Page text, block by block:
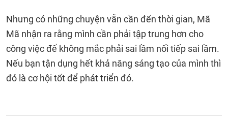
Nhưng có những chuyện vẫn cần đến thời gian, Mã
Mã nhận ra rằng mình cần phải tập trung hơn cho
công việc để không mắc phải sai lầm nối tiếp sai lầm.
Nếu bạn tận dụng hết khả năng sáng tạo của mình thì
đó là cơ hội tốt để phát triển đó.